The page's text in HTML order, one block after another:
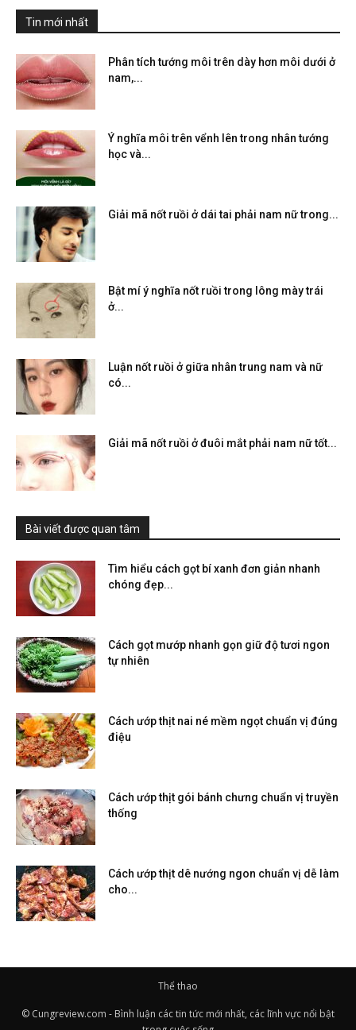
Tin mới nhất
Phân tích tướng môi trên dày hơn môi dưới ở
nam,...
Ý nghĩa môi trên vểnh lên trong nhân tướng
học và...
Giải mã nốt ruồi ở dái tai phải nam nữ trong...
Bật mí ý nghĩa nốt ruồi trong lông mày trái
ở...
Luận nốt ruồi ở giữa nhân trung nam và nữ
có...
Giải mã nốt ruồi ở đuôi mắt phải nam nữ tốt...
Bài viết được quan tâm
Tìm hiểu cách gọt bí xanh đơn giản nhanh
chóng đẹp...
Cách gọt mướp nhanh gọn giữ độ tươi ngon
tự nhiên
Cách ướp thịt nai né mềm ngọt chuẩn vị đúng
điệu
Cách ướp thịt gói bánh chưng chuẩn vị truyền
thống
Cách ướp thịt dê nướng ngon chuẩn vị dễ làm
cho...
Thể thao
© Cungreview.com - Bình luận các tin tức mới nhất, các lĩnh vực nổi bật